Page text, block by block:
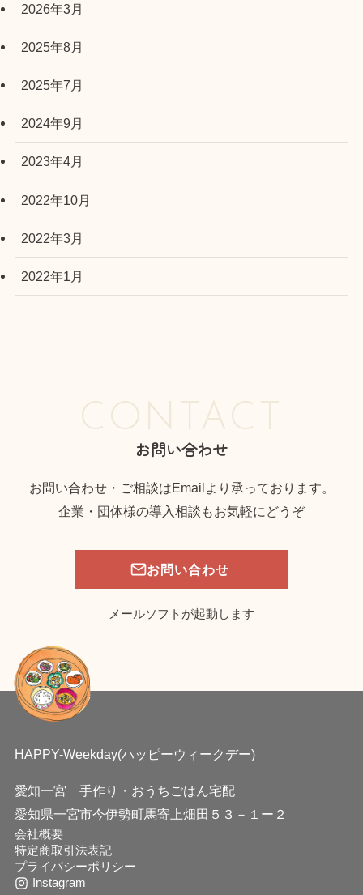
2026年3月
2025年8月
2025年7月
2024年9月
2023年4月
2022年10月
2022年3月
2022年1月
CONTACT
お問い合わせ
お問い合わせ・ご相談はEmailより承っております。
企業・団体様の導入相談もお気軽にどうぞ
お問い合わせ
メールソフトが起動します
HAPPY-Weekday(ハッピーウィークデー)
愛知一宮 手作り・おうちごはん宅配
愛知県一宮市今伊勢町馬寄上畑田５３－１ー２
会社概要
特定商取引法表記
プライバシーポリシー
Instagram